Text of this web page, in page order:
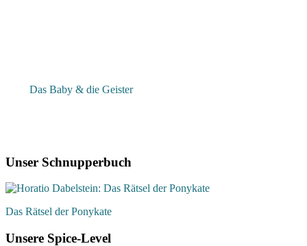
Das Baby & die Geister
Unser Schnupperbuch
Das Rätsel der Ponykate
Unsere Spice-Level